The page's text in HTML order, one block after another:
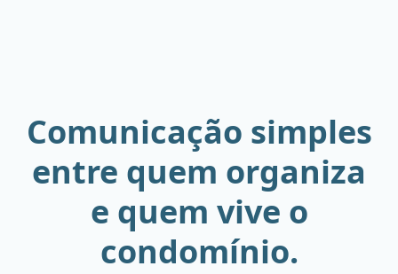
Comunicação simples
entre quem organiza
e quem vive o
condomínio.